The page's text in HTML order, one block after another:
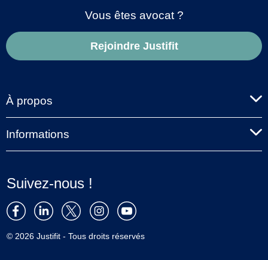
Vous êtes avocat ?
Rejoindre Justifit
À propos
Informations
Suivez-nous !
© 2026 Justifit - Tous droits réservés